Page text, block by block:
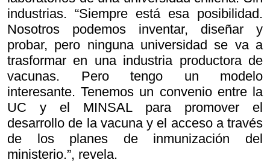
industrias. “Siempre está esa posibilidad.
Nosotros podemos inventar, diseñar y
probar, pero ninguna universidad se va a
trasformar en una industria productora de
vacunas. Pero tengo un modelo
interesante. Tenemos un convenio entre la
UC y el MINSAL para promover el
desarrollo de la vacuna y el acceso a través
de los planes de inmunización del
ministerio.”, revela.